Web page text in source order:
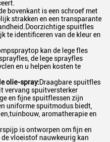
bovenkant is een schroef met
strakken en een transparante
spuitfles
te identificeren van de kleur en
kan de lege fles
de lege sprayfles
en u helpen kosten te
olie-spray:Draagbare spuitfles
vervang spuitversterker
en fijne spuitflessen zijn
uniforme spuitmodus biedt,
aromatherapie en
is ontworpen om fijn en
vloeistof nauwkeurig kan